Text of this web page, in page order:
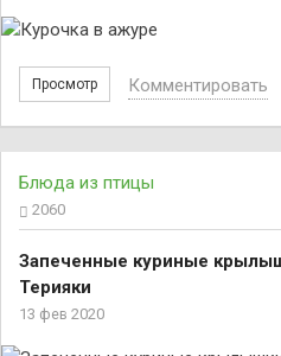
Просмотр Комментировать
Блюда из птицы
2060
Запеченные куриные
Терияки
13 фев 2020